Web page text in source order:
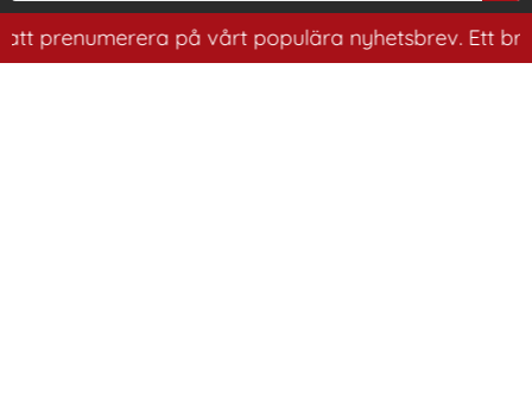
på vårt populära nyhetsbrev. Ett bra